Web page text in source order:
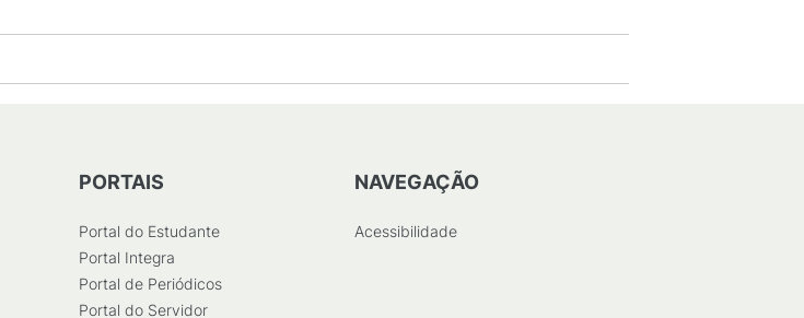
PORTAIS
Portal do Estudante
Portal Integra
Portal de Periódicos
Portal do Servidor
NAVEGAÇÃO
Acessibilidade